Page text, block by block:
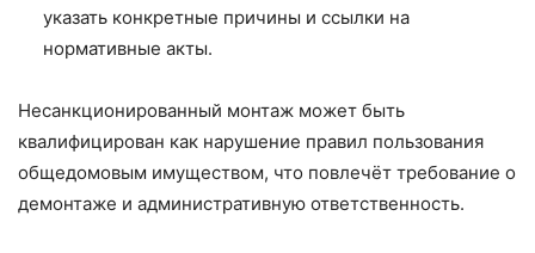
указать конкретные причины и ссылки на
нормативные акты.
Несанкционированный монтаж может быть
квалифицирован как нарушение правил пользования
общедомовым имуществом, что повлечёт требование о
демонтаже и административную ответственность.